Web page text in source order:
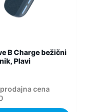
B Charge bežični
Plavi
cena